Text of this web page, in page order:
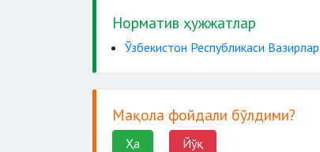
Норматив ҳужжатлар
Ўзбекистон Республикаси
Мақола фойдали бўлдими?
Ҳа Йўқ